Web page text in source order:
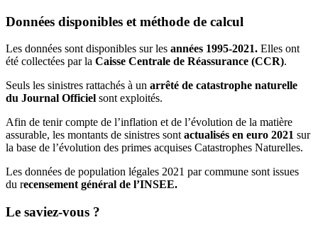
Données disponibles et méthode de calcul
Les données sont disponibles sur les années 1995-2021. Elles ont
été collectées par la Caisse Centrale de Réassurance (CCR).
Seuls les sinistres rattachés à un arrêté de catastrophe naturelle
du Journal Officiel sont exploités.
Afin de tenir compte de l’inflation et de l’évolution de la matière
assurable, les montants de sinistres sont actualisés en euro 2021 sur
la base de l’évolution des primes acquises Catastrophes Naturelles.
Les données de population légales 2021 par commune sont issues
du recensement général de l’INSEE.
Le saviez-vous ?